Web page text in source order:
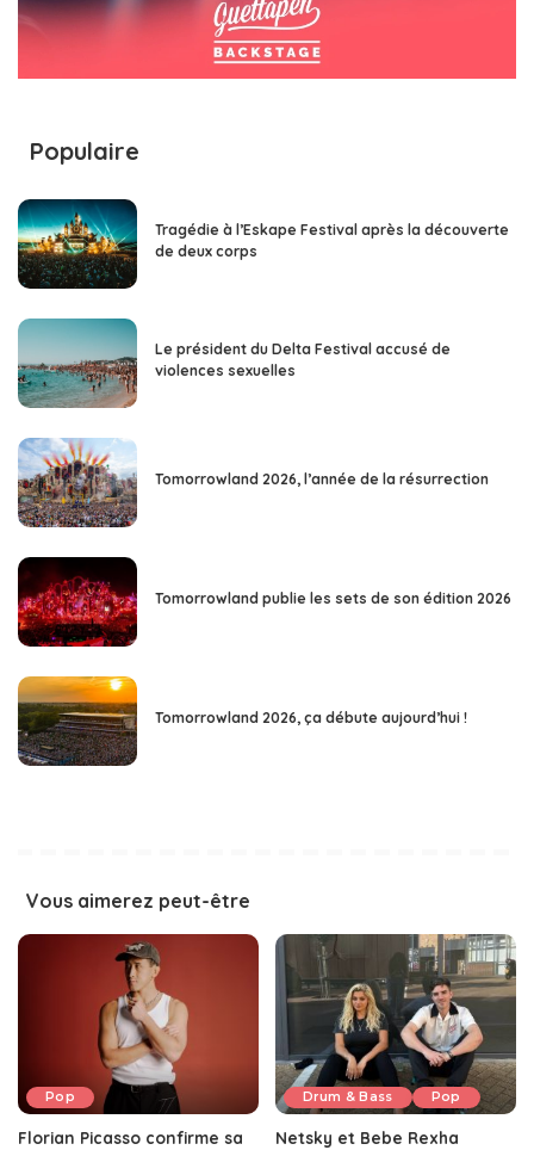
Populaire
Tragédie à l’Eskape Festival après la découverte
de deux corps
Le président du Delta Festival accusé de
violences sexuelles
Tomorrowland 2026, l’année de la résurrection
Tomorrowland publie les sets de son édition 2026
Tomorrowland 2026, ça débute aujourd’hui !
Vous aimerez peut-être
Pop
Florian Picasso confirme sa
Drum & Bass Pop
Netsky et Bebe Rexha